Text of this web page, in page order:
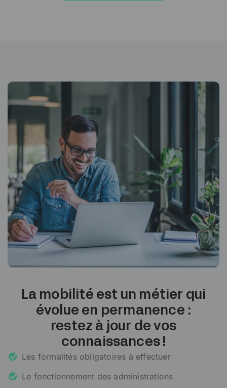
La mobilité est un métier qui
évolue en permanence :
restez à jour de vos
connaissances !
Les formalités obligatoires à effectuer
Le fonctionnement des administrations